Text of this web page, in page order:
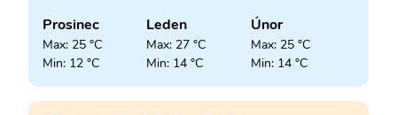
Prosinec
Max: 25 °C
Min: 12 °C
Leden
Max: 27 °C
Min: 14 °C
Únor
Max: 25 °C
Min: 14 °C